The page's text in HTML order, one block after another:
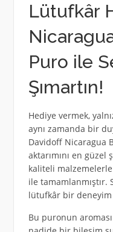
Lütufkâr
Puro ile
Şımartın!
Hediye vermek,
aynı zamanda bir
Davidoff Nicaragua
aktarımını en
kaliteli
ile
lütufkâr bir deneyim
Bu puronun